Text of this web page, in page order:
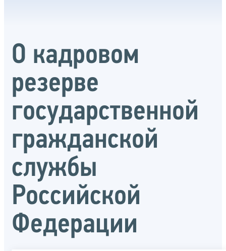
О кадровом
резерве
государственной
гражданской
службы
Российской
Федерации